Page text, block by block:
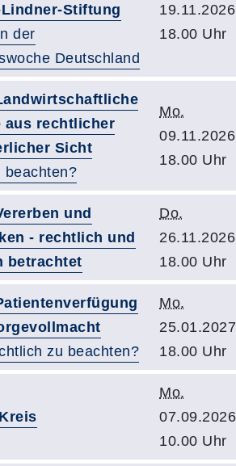
Stiftung
der
Deutschland
18.00 Uhr
aus rechtlicher
Sicht
beachten?
Mo.
18.00 Uhr
und
- rechtlich und
betrachtet
Do.
18.00 Uhr
zu beachten?
Mo.
18.00 Uhr
Mo.
10.00 Uhr